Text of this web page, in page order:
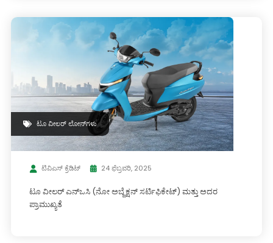
ಟೂ ವೀಲರ್ ಲೋನ್‌ಗಳು
ಟಿವಿಎಸ್ ಕ್ರೆಡಿಟ್ 24 ಫೆಬ್ರವರಿ, 2025
ಟೂ ವೀಲರ್ ಎನ್‌ಒಸಿ (ನೋ ಅಬ್ಜೆಕ್ಷನ್ ಸರ್ಟಿಫಿಕೇಟ್) ಮತ್ತು ಅದರ
ಪ್ರಾಮುಖ್ಯತೆ